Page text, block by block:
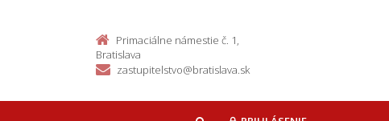
Primaciálne námestie č. 1,
Bratislava
zastupitelstvo@bratislava.sk